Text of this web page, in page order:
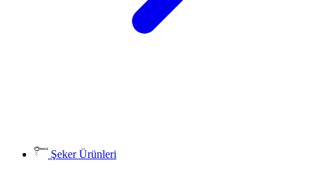
Şeker Ürünleri